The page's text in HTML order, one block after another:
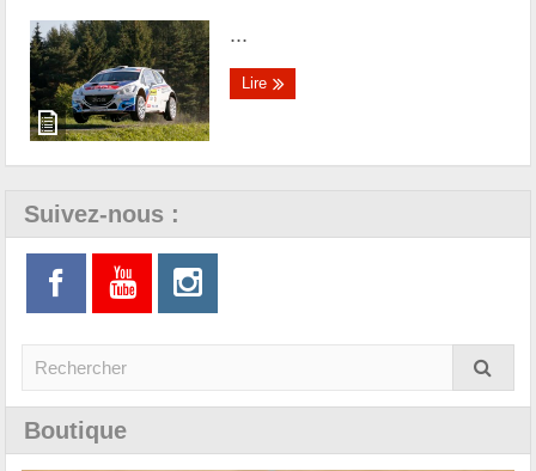
...
Lire
Suivez-nous :
Boutique